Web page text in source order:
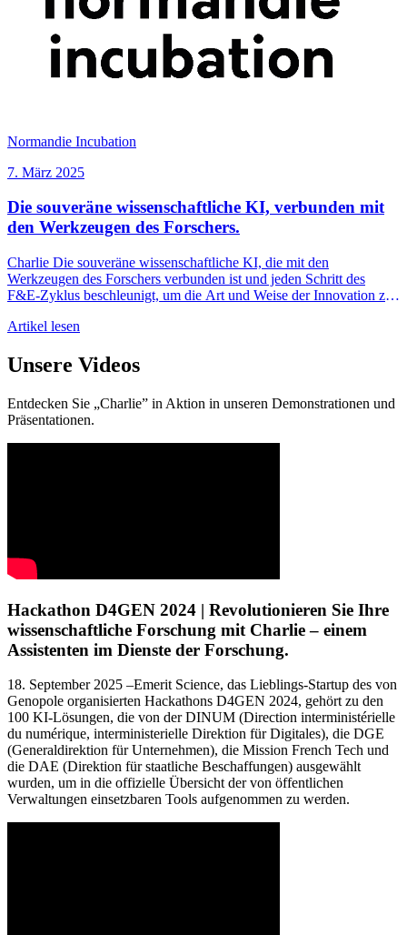
Normandie Incubation
7. März 2025
Die souveräne wissenschaftliche KI, verbunden mit
den Werkzeugen des Forschers.
Charlie Die souveräne wissenschaftliche KI, die mit den
Werkzeugen des Forschers verbunden ist und jeden Schritt des
F&E-Zyklus beschleunigt, um die Art und Weise der Innovation zu
Artikel lesen
Unsere Videos
Entdecken Sie „Charlie” in Aktion in unseren Demonstrationen und
Präsentationen.
Hackathon D4GEN 2024 | Revolutionieren Sie Ihre
wissenschaftliche Forschung mit Charlie – einem
Assistenten im Dienste der Forschung.
18. September 2025 –Emerit Science, das Lieblings-Startup des von
Genopole organisierten Hackathons D4GEN 2024, gehört zu den
100 KI-Lösungen, die von der DINUM (Direction interministérielle
du numérique, interministerielle Direktion für Digitales), die DGE
(Generaldirektion für Unternehmen), die Mission French Tech und
die DAE (Direktion für staatliche Beschaffungen) ausgewählt
wurden, um in die offizielle Übersicht der von öffentlichen
Verwaltungen einsetzbaren Tools aufgenommen zu werden.